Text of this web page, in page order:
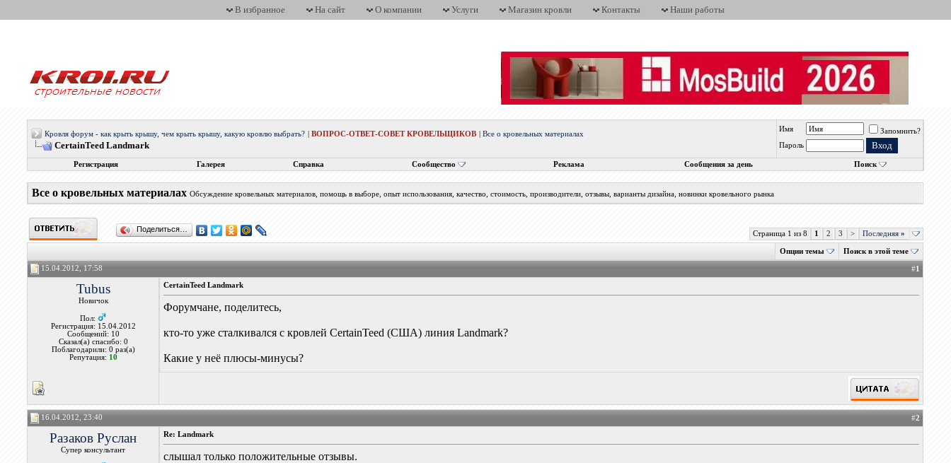
В избранное На сайт О компании Услуги Магазин кровли Контакты Наши работы
Кровля форум - как крыть крышу, чем крыть крышу, какую кровлю выбрать? |ВОПРОС-ОТВЕТ-СОВЕТ КРОВЕЛЬЩИКОВ |Все о кровельных материалах
CertainTeed Landmark
Имя
Запомнить?
Пароль
Регистрация Галерея Справка Сообщество Реклама Сообщения за день Поиск
Все о кровельных материалах Обсуждение кровельных материалов, помощь в выборе, опыт использования, качество, стоимость, производители, отзывы, варианты дизайна, новинки кровельного рынка
Поделиться…
Страница 1 из 8 1 2 3 > Последняя»
Опции темы Поиск в этой теме
15.04.2012, 17:58 #1
Tubus
Новичок
Пол:
Регистрация: 15.04.2012
Сообщений: 10
Сказал(а) спасибо: 0
Поблагодарили: 0 раз(а)
Репутация: 10
CertainTeed Landmark
Форумчане, поделитесь,
кто-то уже сталкивался с кровлей CertainTeed (США) линия Landmark?
Какие у неё плюсы-минусы?
16.04.2012, 23:40 #2
Разаков Руслан
Супер консультант
Re: Landmark
слышал только положительные отзывы.